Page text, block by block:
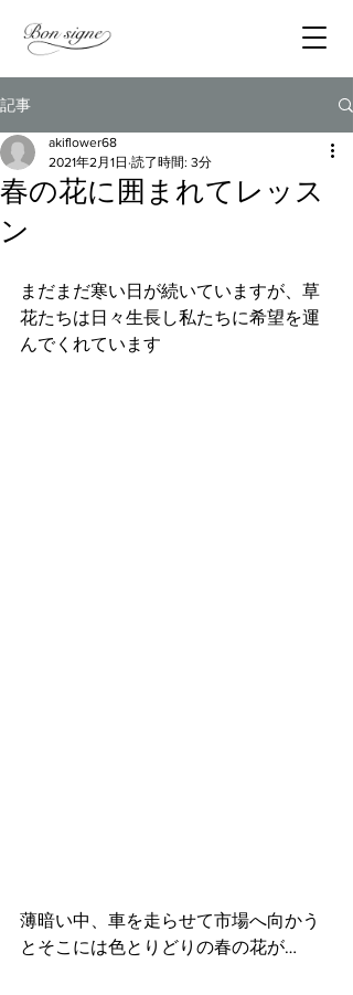
記事
春の花に囲まれてレッス
ン
akiflower68
2021年2月1日 読了時間: 3分
まだまだ寒い日が続いていますが、草
花たちは日々生長し私たちに希望を運
んでくれています
薄暗い中、車を走らせて市場へ向かう
とそこには色とりどりの春の花が…